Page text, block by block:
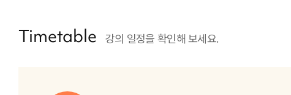
Timetable 강의 일정을 확인해 보세요.